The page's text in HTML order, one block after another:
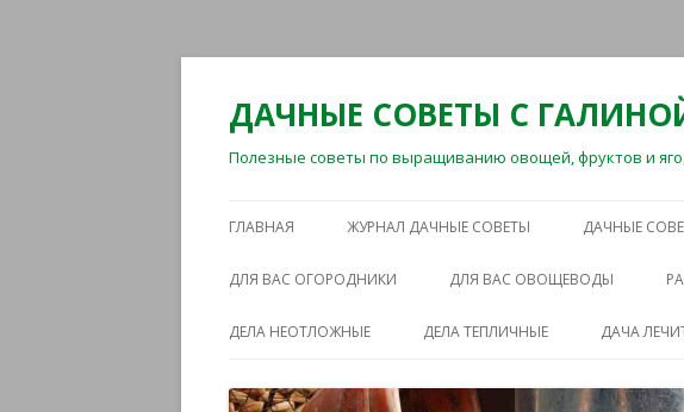
ДАЧНЫЕ СОВЕТЫ С
Полезные советы по выращиванию овощей, фруктов и
ГЛАВНАЯ ЖУРНАЛ ДАЧНЫЕ СОВЕТЫ ДАЧНЫЕ
ДЛЯ ВАС ОГОРОДНИКИ ДЛЯ ВАС ОВОЩЕВОДЫ
ДЕЛА НЕОТЛОЖНЫЕ ДЕЛА ТЕПЛИЧНЫЕ ДАЧА